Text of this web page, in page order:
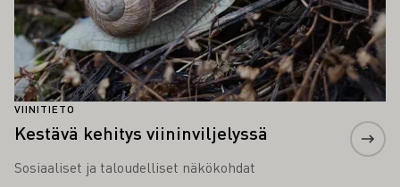
VIINITIETO
Kestävä kehitys viininviljelyssä
Sosiaaliset ja taloudelliset näkökohdat